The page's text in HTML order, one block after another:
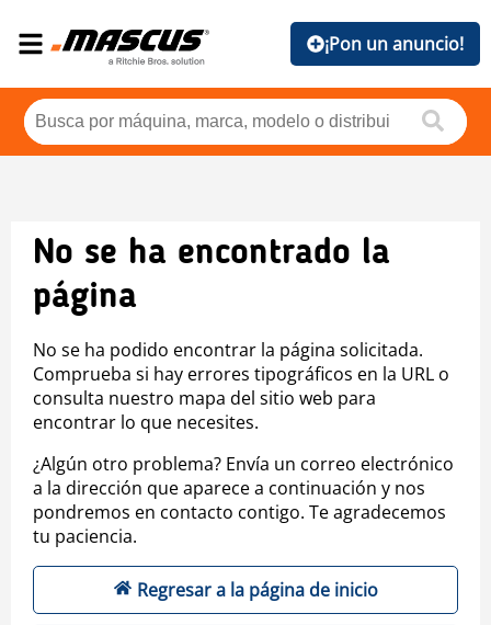
¡Pon un anuncio!
No se ha encontrado la
página
No se ha podido encontrar la página solicitada.
Comprueba si hay errores tipográficos en la URL o
consulta nuestro mapa del sitio web para
encontrar lo que necesites.
¿Algún otro problema? Envía un correo electrónico
a la dirección que aparece a continuación y nos
pondremos en contacto contigo. Te agradecemos
tu paciencia.
Regresar a la página de inicio